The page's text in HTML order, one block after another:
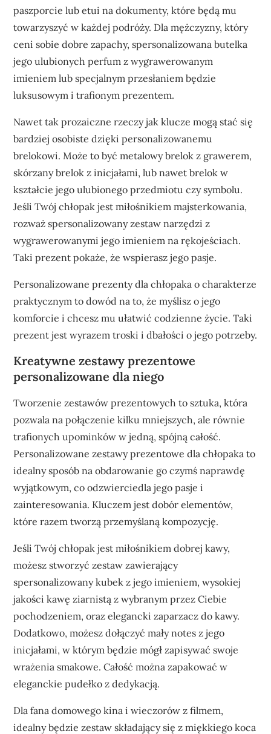
paszporcie lub etui na dokumenty, które będą mu
towarzyszyć w każdej podróży. Dla mężczyzny, który
ceni sobie dobre zapachy, spersonalizowana butelka
jego ulubionych perfum z wygrawerowanym
imieniem lub specjalnym przesłaniem będzie
luksusowym i trafionym prezentem.
Nawet tak prozaiczne rzeczy jak klucze mogą stać się
bardziej osobiste dzięki personalizowanemu
brelokowi. Może to być metalowy brelok z grawerem,
skórzany brelok z inicjałami, lub nawet brelok w
kształcie jego ulubionego przedmiotu czy symbolu.
Jeśli Twój chłopak jest miłośnikiem majsterkowania,
rozważ spersonalizowany zestaw narzędzi z
wygrawerowanymi jego imieniem na rękojeściach.
Taki prezent pokaże, że wspierasz jego pasje.
Personalizowane prezenty dla chłopaka o charakterze
praktycznym to dowód na to, że myślisz o jego
komforcie i chcesz mu ułatwić codzienne życie. Taki
prezent jest wyrazem troski i dbałości o jego potrzeby.
Kreatywne zestawy prezentowe
personalizowane dla niego
Tworzenie zestawów prezentowych to sztuka, która
pozwala na połączenie kilku mniejszych, ale równie
trafionych upominków w jedną, spójną całość.
Personalizowane zestawy prezentowe dla chłopaka to
idealny sposób na obdarowanie go czymś naprawdę
wyjątkowym, co odzwierciedla jego pasje i
zainteresowania. Kluczem jest dobór elementów,
które razem tworzą przemyślaną kompozycję.
Jeśli Twój chłopak jest miłośnikiem dobrej kawy,
możesz stworzyć zestaw zawierający
spersonalizowany kubek z jego imieniem, wysokiej
jakości kawę ziarnistą z wybranym przez Ciebie
pochodzeniem, oraz elegancki zaparzacz do kawy.
Dodatkowo, możesz dołączyć mały notes z jego
inicjałami, w którym będzie mógł zapisywać swoje
wrażenia smakowe. Całość można zapakować w
eleganckie pudełko z dedykacją.
Dla fana domowego kina i wieczorów z filmem,
idealny będzie zestaw składający się z miękkiego koca